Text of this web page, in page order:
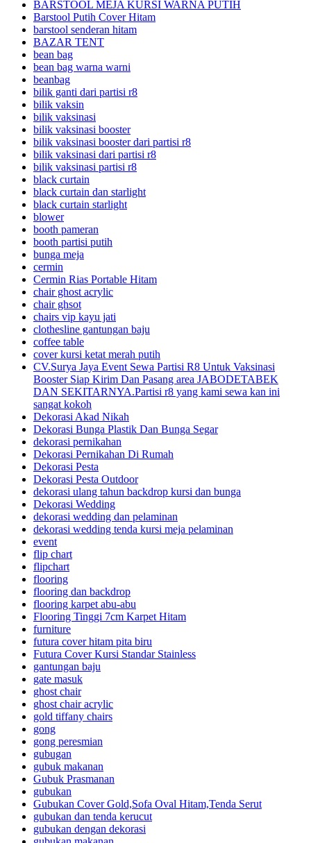
BARSTOOL MEJA KURSI WARNA PUTIH
Barstool Putih Cover Hitam
barstool senderan hitam
BAZAR TENT
bean bag
bean bag warna warni
beanbag
bilik ganti dari partisi r8
bilik vaksin
bilik vaksinasi
bilik vaksinasi booster
bilik vaksinasi booster dari partisi r8
bilik vaksinasi dari partisi r8
bilik vaksinasi partisi r8
black curtain
black curtain dan starlight
black curtain starlight
blower
booth pameran
booth partisi putih
bunga meja
cermin
Cermin Rias Portable Hitam
chair ghost acrylic
chair ghsot
chairs vip kayu jati
clothesline gantungan baju
coffee table
cover kursi ketat merah putih
CV.Surya Jaya Event Sewa Partisi R8 Untuk Vaksinasi
Booster Siap Kirim Dan Pasang area JABODETABEK
DAN SEKITARNYA.Partisi r8 yang kami sewa kan ini
sangat kokoh
Dekorasi Akad Nikah
Dekorasi Bunga Plastik Dan Bunga Segar
dekorasi pernikahan
Dekorasi Pernikahan Di Rumah
Dekorasi Pesta
Dekorasi Pesta Outdoor
dekorasi ulang tahun backdrop kursi dan bunga
Dekorasi Wedding
dekorasi wedding dan pelaminan
dekorasi wedding tenda kursi meja pelaminan
event
flip chart
flipchart
flooring
flooring dan backdrop
flooring karpet abu-abu
Flooring Tinggi 7cm Karpet Hitam
furniture
futura cover hitam pita biru
Futura Cover Kursi Standar Stainless
gantungan baju
gate masuk
ghost chair
ghost chair acrylic
gold tiffany chairs
gong
gong peresmian
gubugan
gubuk makanan
Gubuk Prasmanan
gubukan
Gubukan Cover Gold,Sofa Oval Hitam,Tenda Serut
gubukan dan tenda kerucut
gubukan dengan dekorasi